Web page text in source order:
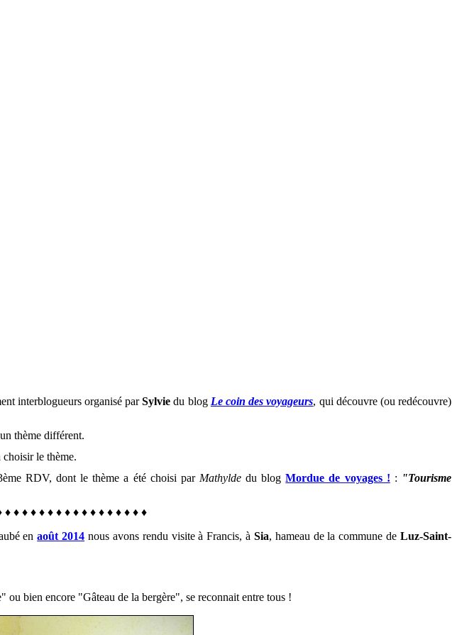
interblogueurs organisé parSylvie du blog Le coin des voyageurs, qui découvre (ou redécouvre)
thème différent.
le thème.
RDV, dont le thème a été choisi par Mathyldedu blogMordue de voyages ! : "Tourisme
♦ ♦ ♦ ♦ ♦ ♦ ♦ ♦ ♦ ♦ ♦ ♦ ♦ ♦ ♦ ♦ ♦
enaoût 2014 nous avons rendu visite à Francis, à Sia, hameau de la commune deLuz-Saint-
bien encore "Gâteau de la bergère", se reconnait entre tous !